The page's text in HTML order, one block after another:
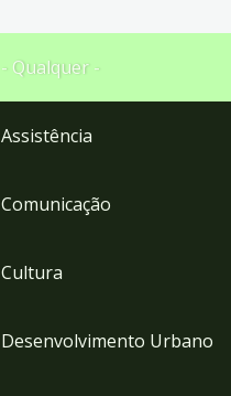
- Qualquer -
Assistência
Comunicação
Cultura
Desenvolvimento Urbano